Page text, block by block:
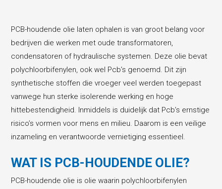
PCB-houdende olie laten ophalen is van groot belang voor
bedrijven die werken met oude transformatoren,
condensatoren of hydraulische systemen. Deze olie bevat
polychloorbifenylen, ook wel Pcb’s genoemd. Dit zijn
synthetische stoffen die vroeger veel werden toegepast
vanwege hun sterke isolerende werking en hoge
hittebestendigheid. Inmiddels is duidelijk dat Pcb’s ernstige
risico’s vormen voor mens en milieu. Daarom is een veilige
inzameling en verantwoorde vernietiging essentieel.
WAT IS PCB-HOUDENDE OLIE?
PCB-houdende olie is olie waarin polychloorbifenylen